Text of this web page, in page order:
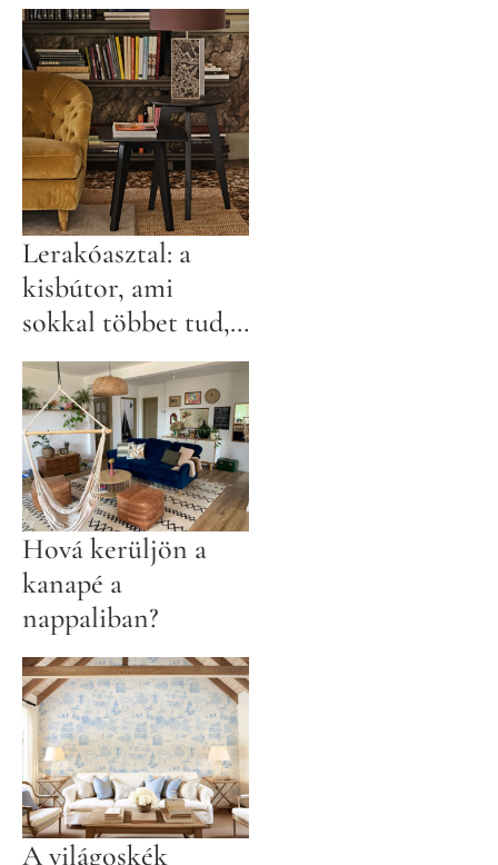
Lerakóasztal: a
kisbútor, ami
sokkal többet tud,
mint gondolnád
Hová kerüljön a
kanapé a
nappaliban?
A világoskék